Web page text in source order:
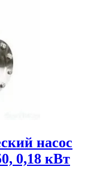
насос
0,18 кВт